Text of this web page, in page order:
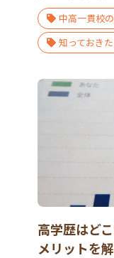
中高一貫校
知っておき
高学歴はど
メリットを解